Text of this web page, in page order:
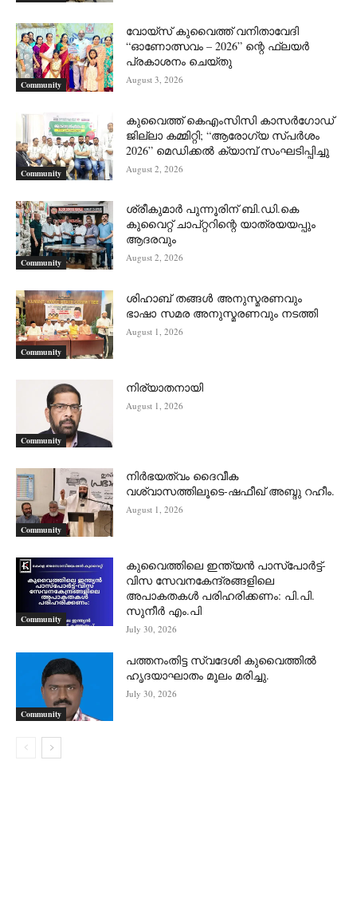
Community
വോയ്സ് കുവൈത്ത് വനിതാവേദി
“ഓണോത്സവം – 2026” ന്റെ ഫ്ലയർ
പ്രകാശനം ചെയ്തു
August 3, 2026
Community
കുവൈത്ത് കെഎംസിസി കാസർഗോഡ്
ജില്ലാ കമ്മിറ്റി; “ആരോഗ്യ സ്പർശം
2026” മെഡിക്കൽ ക്യാമ്പ് സംഘടിപ്പിച്ചു
August 2, 2026
Community
ശ്രീകുമാർ പുന്നൂരിന് ബി.ഡി.കെ
കുവൈറ്റ് ചാപ്റ്ററിന്റെ യാത്രയയപ്പും
ആദരവും
August 2, 2026
Community
ശിഹാബ് തങ്ങൾ അനുസ്മരണവും
ഭാഷാ സമര അനുസ്മരണവും നടത്തി
August 1, 2026
Community
നിര്യാതനായി
August 1, 2026
Community
നിർഭയത്വം ദൈവീക
വശ്വാസത്തിലൂടെ-ഷഫീഖ് അബ്ദു റഹീം.
August 1, 2026
Community
കുവൈത്തിലെ ഇന്ത്യൻ പാസ്‌പോർട്ട്-
വിസ സേവനകേന്ദ്രങ്ങളിലെ
അപാകതകൾ പരിഹരിക്കണം: പി.പി.
സുനീർ എം.പി
July 30, 2026
Community
പത്തനംതിട്ട സ്വദേശി കുവൈത്തിൽ
ഹൃദയാഘാതം മൂലം മരിച്ചു.
July 30, 2026